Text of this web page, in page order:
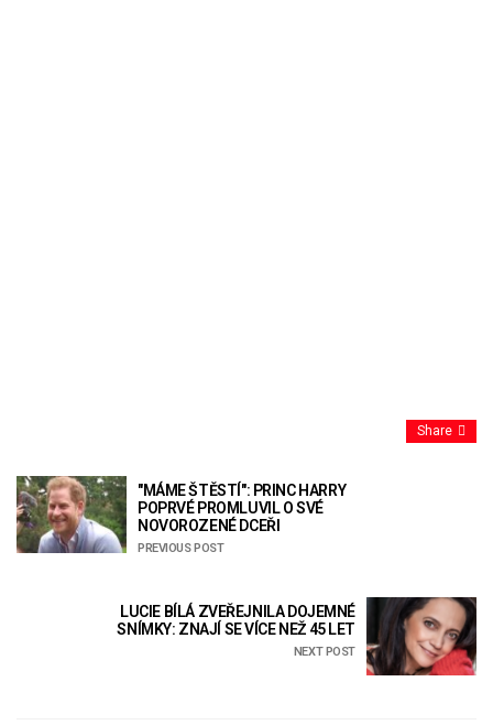
Share
"MÁME ŠTĚSTÍ": PRINC HARRY
POPRVÉ PROMLUVIL O SVÉ
NOVOROZENÉ DCEŘI
PREVIOUS POST
LUCIE BÍLÁ ZVEŘEJNILA DOJEMNÉ
SNÍMKY: ZNAJÍ SE VÍCE NEŽ 45 LET
NEXT POST